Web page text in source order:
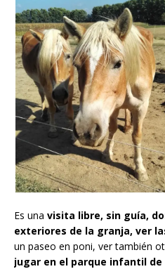
Es una visita libre, sin guía,
exteriores de la granja, ver
un paseo en poni, ver también
jugar en el parque infantil de